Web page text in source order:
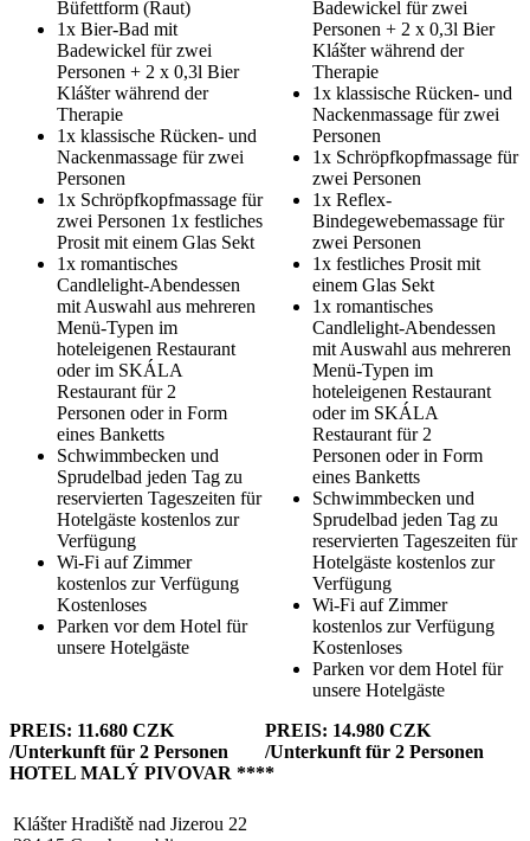
Büfettform (Raut)
1x Bier-Bad mit
Badewickel für zwei
Personen + 2 x 0,3l Bier
Klášter während der
Therapie
1x klassische Rücken- und
Nackenmassage für zwei
Personen
1x Schröpfkopfmassage für
zwei Personen 1x festliches
Prosit mit einem Glas Sekt
1x romantisches
Candlelight-Abendessen
mit Auswahl aus mehreren
Menü-Typen im
hoteleigenen Restaurant
oder im SKÁLA
Restaurant für 2
Personen oder in Form
eines Banketts
Schwimmbecken und
Sprudelbad jeden Tag zu
reservierten Tageszeiten für
Hotelgäste kostenlos zur
Verfügung
Wi-Fi auf Zimmer
kostenlos zur Verfügung
Kostenloses
Parken vor dem Hotel für
unsere Hotelgäste
Badewickel für zwei
Personen + 2 x 0,3l Bier
Klášter während der
Therapie
1x klassische Rücken- und
Nackenmassage für zwei
Personen
1x Schröpfkopfmassage für
zwei Personen
1x Reflex-
Bindegewebemassage für
zwei Personen
1x festliches Prosit mit
einem Glas Sekt
1x romantisches
Candlelight-Abendessen
mit Auswahl aus mehreren
Menü-Typen im
hoteleigenen Restaurant
oder im SKÁLA
Restaurant für 2
Personen oder in Form
eines Banketts
Schwimmbecken und
Sprudelbad jeden Tag zu
reservierten Tageszeiten für
Hotelgäste kostenlos zur
Verfügung
Wi-Fi auf Zimmer
kostenlos zur Verfügung
Kostenloses
Parken vor dem Hotel für
unsere Hotelgäste
PREIS: 11.680 CZK
/Unterkunft für 2 Personen
PREIS: 14.980 CZK
/Unterkunft für 2 Personen
HOTEL MALÝ PIVOVAR ****
Klášter Hradiště nad Jizerou 22